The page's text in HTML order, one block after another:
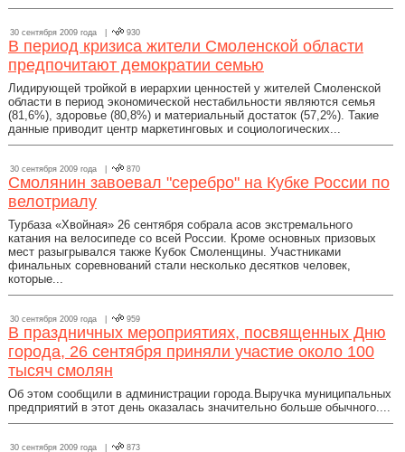
30 сентября 2009 года | 930
В период кризиса жители Смоленской области
предпочитают демократии семью
Лидирующей тройкой в иерархии ценностей у жителей Смоленской
области в период экономической нестабильности являются семья
(81,6%), здоровье (80,8%) и материальный достаток (57,2%). Такие
данные приводит центр маркетинговых и социологических...
30 сентября 2009 года | 870
Смолянин завоевал "серебро" на Кубке России по
велотриалу
Турбаза «Хвойная» 26 сентября собрала асов экстремального
катания на велосипеде со всей России. Кроме основных призовых
мест разыгрывался также Кубок Смоленщины. Участниками
финальных соревнований стали несколько десятков человек,
которые...
30 сентября 2009 года | 959
В праздничных мероприятиях, посвященных Дню
города, 26 сентября приняли участие около 100
тысяч смолян
Об этом сообщили в администрации города.Выручка муниципальных
предприятий в этот день оказалась значительно больше обычного....
30 сентября 2009 года | 873